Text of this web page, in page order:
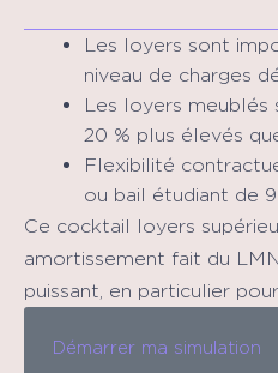
Les loyers sont
niveau de charges
Les loyers meublés
20 % plus élevés
Flexibilité
ou bail étudiant de
Ce cocktail loyers
amortissement fait du
puissant, en particulier
Démarrer ma simulation